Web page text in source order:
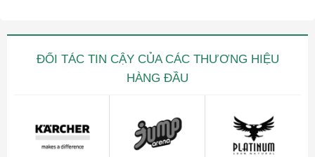
ĐỐI TÁC TIN CẬY CỦA CÁC THƯƠNG HIỆU
HÀNG ĐẦU